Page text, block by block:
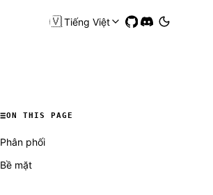
🇻🇳Tiếng Việt
ON THIS PAGE
Phân phối
Bề mặt